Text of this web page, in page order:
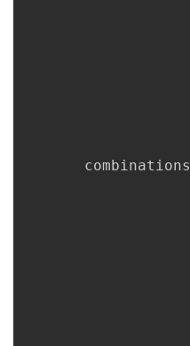
       combinations